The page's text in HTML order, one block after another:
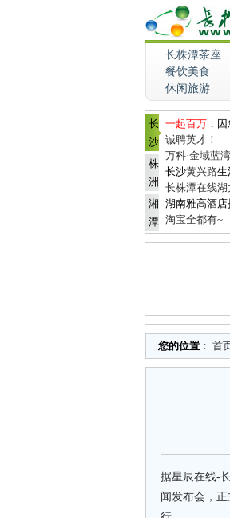
长株潭茶座
餐饮美食
休闲旅游
长
沙
株
洲
湘
潭
一起百万 ，
诚聘英才！
万科·金域蓝
长沙黄兴路生
长株潭在线湖
湖南雅高酒店
淘宝全都有~
您的位置 ： 首
据星辰在线-
闻发布会，